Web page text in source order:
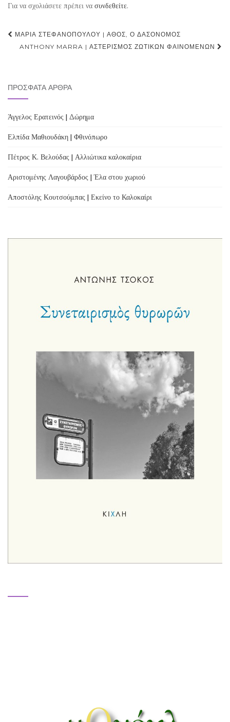
Για να σχολιάσετε πρέπει να συνδεθείτε.
Post
navigation
ΜΑΡΊΑ ΣΤΕΦΑΝΟΠΟΎΛΟΥ | ΆΘΟΣ, Ο ΔΑΣΟΝΌΜΟΣ
ANTHONY MARRA | ΑΣΤΕΡΙΣΜΌΣ ΖΩΤΙΚΏΝ ΦΑΙΝΟΜΈΝΩΝ
ΠΡΌΣΦΑΤΑ ΆΡΘΡΑ
Άγγελος Ερατεινός | Δώρημα
Ελπίδα Μαθιουδάκη | Φθινόπωρο
Πέτρος Κ. Βελούδας | Αλλιώτικα καλοκαίρια
Αριστομένης Λαγουβάρδος | Έλα στου χωριού
Αποστόλης Κουτσούμπας | Εκείνο το Καλοκαίρι